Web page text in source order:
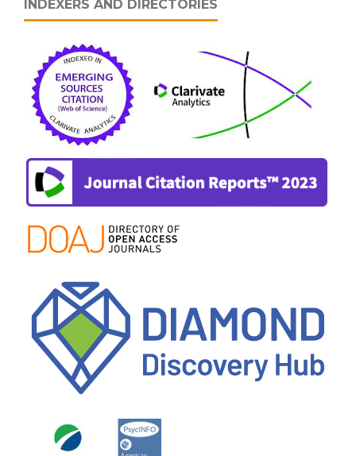
INDEXERS AND DIRECTORIES